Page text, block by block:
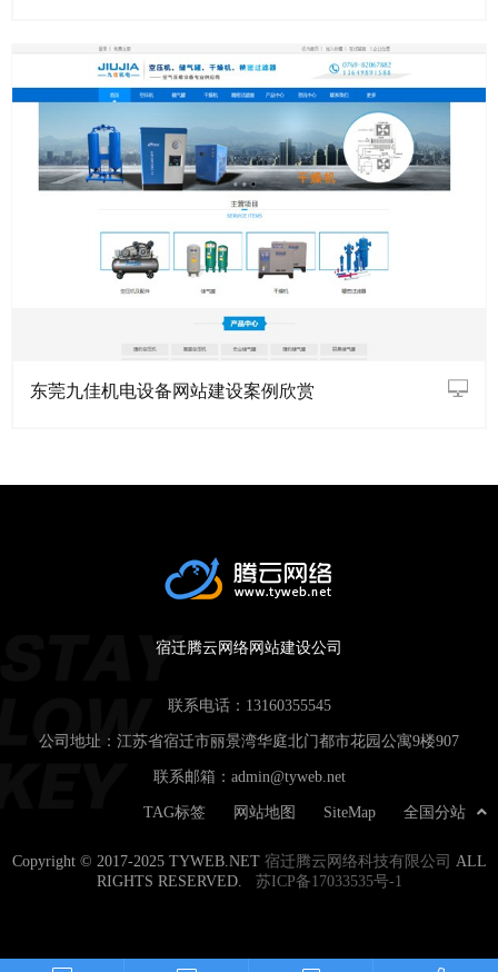
东莞九佳机电设备网站建设案例欣赏
宿迁腾云网络网站建设公司
联系电话： 13160355545
公司地址：江苏省宿迁市丽景湾华庭北门都市花园公寓9楼907
联系邮箱： admin@tyweb.net
全国分站
SiteMap
网站地图
TAG标签
Copyright © 2017-2025 TYWEB.NET 宿迁腾云网络科技有限公司
ALL
RIGHTS RESERVED. 苏ICP备17033535号-1